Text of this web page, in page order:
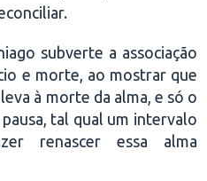
subverte a associação
e morte, ao mostrar que
à morte da alma, e só o
tal qual um intervalo
renascer essa alma